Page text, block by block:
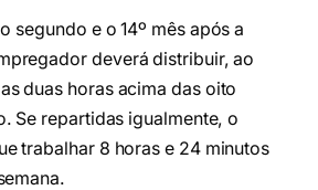
segundo e o 14º mês após a
deverá distribuir, ao
duas horas acima das oito
Se repartidas igualmente, o
trabalhar 8 horas e 24 minutos